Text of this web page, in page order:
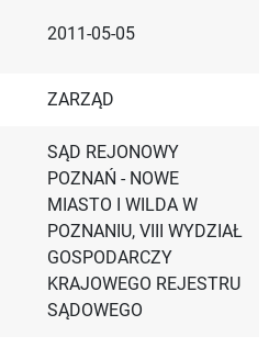
2011-05-05
ZARZĄD
SĄD REJONOWY
POZNAŃ - NOWE
MIASTO I WILDA W
POZNANIU, VIII WYDZIAŁ
GOSPODARCZY
KRAJOWEGO REJESTRU
SĄDOWEGO